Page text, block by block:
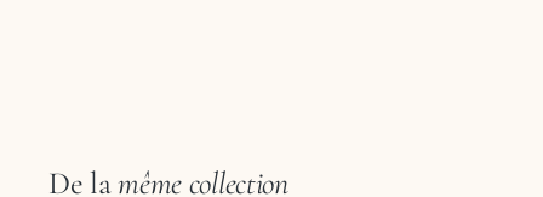
De lamême collection